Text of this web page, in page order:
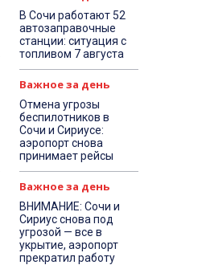
В Сочи работают 52
автозаправочные
станции: ситуация с
топливом 7 августа
Важное за день
Отмена угрозы
беспилотников в
Сочи и Сириусе:
аэропорт снова
принимает рейсы
Важное за день
ВНИМАНИЕ: Сочи и
Сириус снова под
угрозой — все в
укрытие, аэропорт
прекратил работу